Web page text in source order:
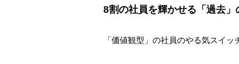
8割の社員を輝かせる「過去」
「価値観型」の社員のやる気スイ